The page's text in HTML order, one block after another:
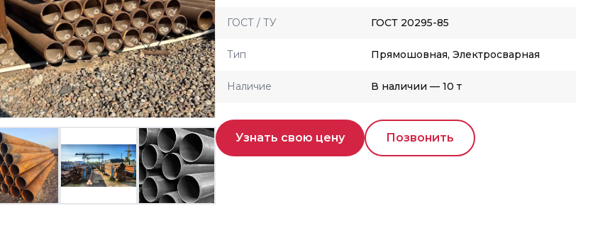
ГОСТ / ТУ ГОСТ 20295-85
Тип Прямошовная, Электросварная
Наличие В наличии — 10 т
Узнать свою цену Позвонить